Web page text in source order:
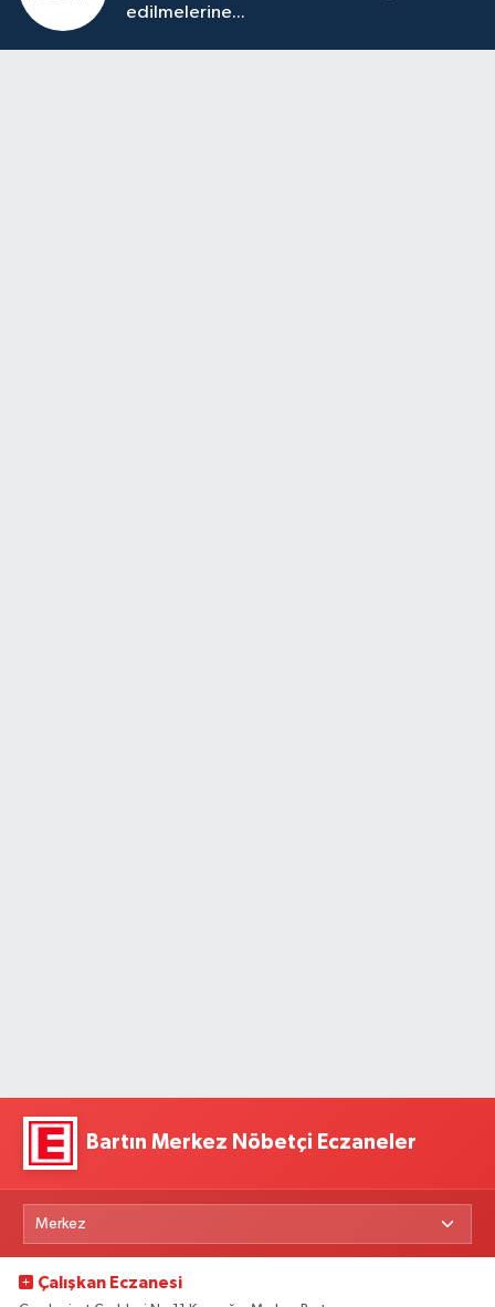
edilmelerine...
Bartın Merkez Nöbetçi Eczaneler
Çalışkan Eczanesi